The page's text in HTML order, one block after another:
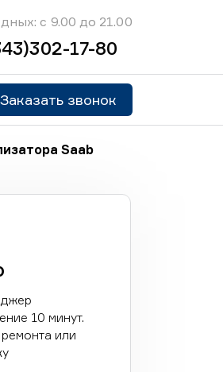
с 9.00 до 21.00
17-80
Заказать звонок
Saab
10 минут.
или